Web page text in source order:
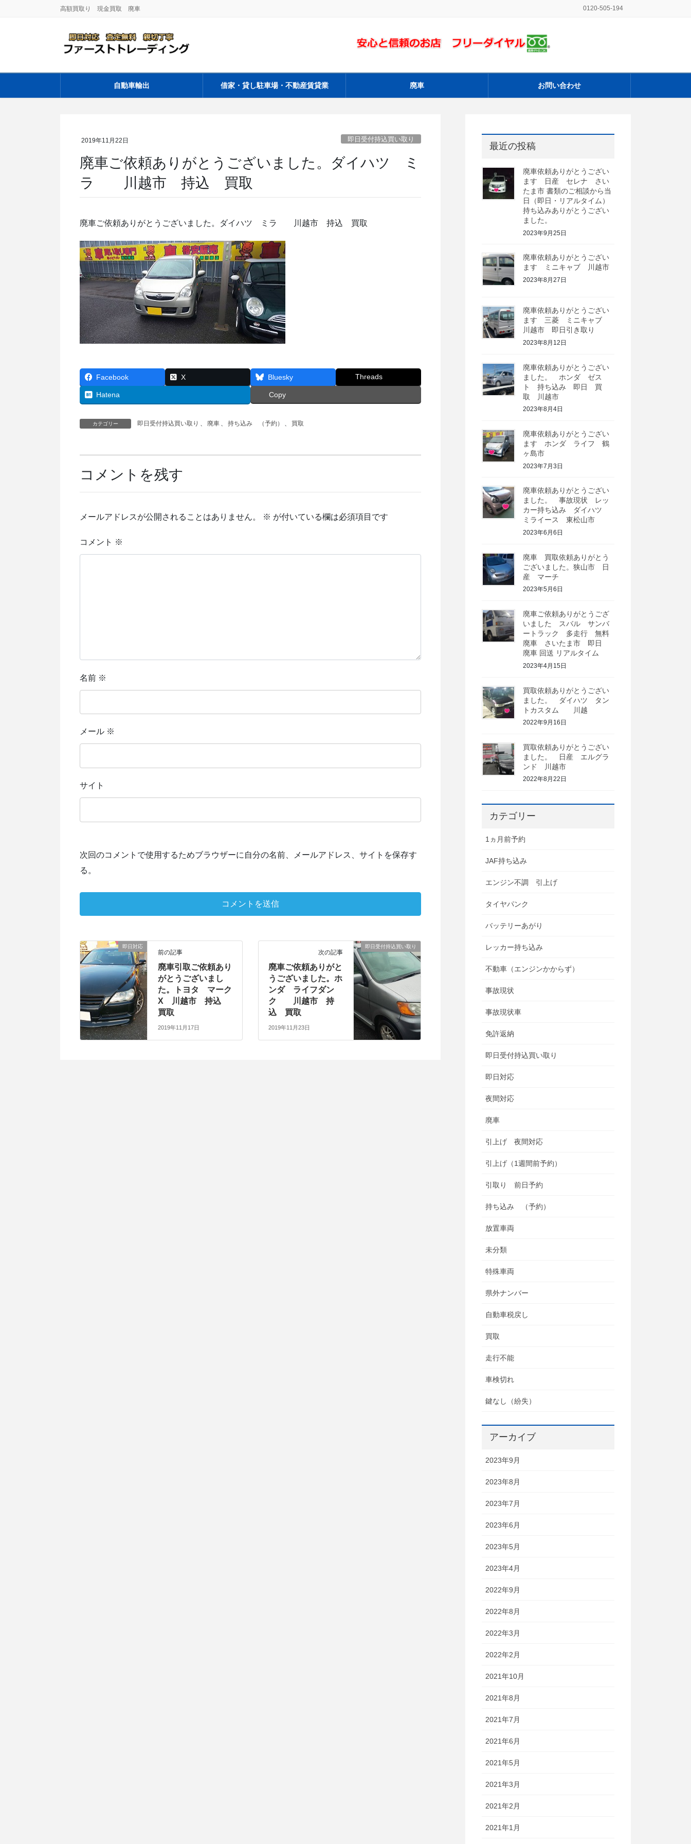
高額買取り 現金買取 廃車 0120-505-194
自動車輸出 借家・貸し駐車場・不動産賃貸業 廃車 お問い合わせ
2019年11月22日 即日受付持込買い取り
廃車ご依頼ありがとうございました。ダイハツ ミ
ラ 川越市 持込 買取
廃車ご依頼ありがとうございました。ダイハツ ミラ 川越市 持込 買取
Facebook X Bluesky Threads
Hatena Copy
カテゴリー 即日受付持込買い取り 、 廃車 、 持ち込み （予約） 、 買取
コメントを残す
メールアドレスが公開されることはありません。 ※ が付いている欄は必須項目です
コメント ※
名前 ※
メール ※
サイト
次回のコメントで使用するためブラウザーに自分の名前、メールアドレス、サイトを保存す
る。
即日対応
前の記事
廃車引取ご依頼あり
がとうございまし
た。トヨタ マーク
X 川越市 持込
買取
2019年11月17日
即日受付持込買い取り
次の記事
廃車ご依頼ありがと
うございました。ホ
ンダ ライフダン
ク 川越市 持
込 買取
2019年11月23日
最近の投稿
廃車依頼ありがとうござい
ます 日産 セレナ さい
たま市 書類のご相談から当
日（即日・リアルタイム）
持ち込みありがとうござい
ました。
2023年9月25日
廃車依頼ありがとうござい
ます ミニキャブ 川越市
2023年8月27日
廃車依頼ありがとうござい
ます 三菱 ミニキャブ
川越市 即日引き取り
2023年8月12日
廃車依頼ありがとうござい
ました。 ホンダ ゼス
ト 持ち込み 即日 買
取 川越市
2023年8月4日
廃車依頼ありがとうござい
ます ホンダ ライフ 鶴
ヶ島市
2023年7月3日
廃車依頼ありがとうござい
ました。 事故現状 レッ
カー持ち込み ダイハツ
ミライース 東松山市
2023年6月6日
廃車 買取依頼ありがとう
ございました。狭山市 日
産 マーチ
2023年5月6日
廃車ご依頼ありがとうござ
いました スバル サンバ
ートラック 多走行 無料
廃車 さいたま市 即日
廃車 回送 リアルタイム
2023年4月15日
買取依頼ありがとうござい
ました。 ダイハツ タン
トカスタム 川越
2022年9月16日
買取依頼ありがとうござい
ました。 日産 エルグラ
ンド 川越市
2022年8月22日
カテゴリー
1ヵ月前予約
JAF持ち込み
エンジン不調 引上げ
タイヤパンク
バッテリーあがり
レッカー持ち込み
不動車（エンジンかからず）
事故現状
事故現状車
免許返納
即日受付持込買い取り
即日対応
夜間対応
廃車
引上げ 夜間対応
引上げ（1週間前予約）
引取り 前日予約
持ち込み （予約）
放置車両
未分類
特殊車両
県外ナンバー
自動車税戻し
買取
走行不能
車検切れ
鍵なし（紛失）
アーカイブ
2023年9月
2023年8月
2023年7月
2023年6月
2023年5月
2023年4月
2022年9月
2022年8月
2022年3月
2022年2月
2021年10月
2021年8月
2021年7月
2021年6月
2021年5月
2021年3月
2021年2月
2021年1月